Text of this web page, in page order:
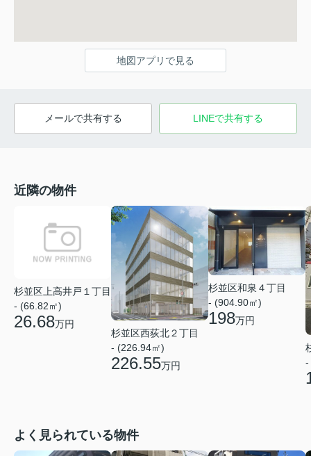
地図アプリで見る
メールで共有する LINEで共有する
近隣の物件
杉並区上高井戸１丁目
- (66.82㎡)
26.68万円
杉並区西荻北２丁目
- (226.94㎡)
226.55万円
杉並区和泉４丁目
- (904.90㎡)
198万円
-
よく見られている物件